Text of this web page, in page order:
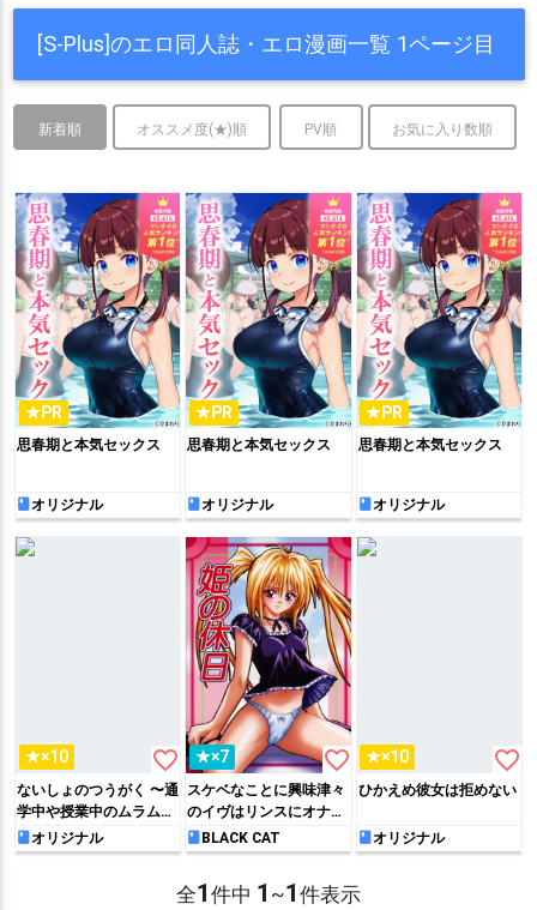
[S-Plus]のエロ同人誌・エロ漫画一覧 1ページ目
新着順 オススメ度(★)順 PV順 お気に入り数順
★PR
思春期と本気セックス
オリジナル
★PR
思春期と本気セックス
オリジナル
★PR
思春期と本気セックス
オリジナル
★×10 favorite_border
ないしょのつうがく 〜通
学中や授業中のムラムラ
を親戚の美人JK姉妹との
Hでリフレッシュしま
オリジナル
★×7 favorite_border
スケベなことに興味津々
のイヴはリンスにオナニ
ーを目撃されると…ペニ
バンを使って気持ちいい
BLACK CAT
★×10 favorite_border
ひかえめ彼女は拒めない
オリジナル
全1件中 1 ~1件表示